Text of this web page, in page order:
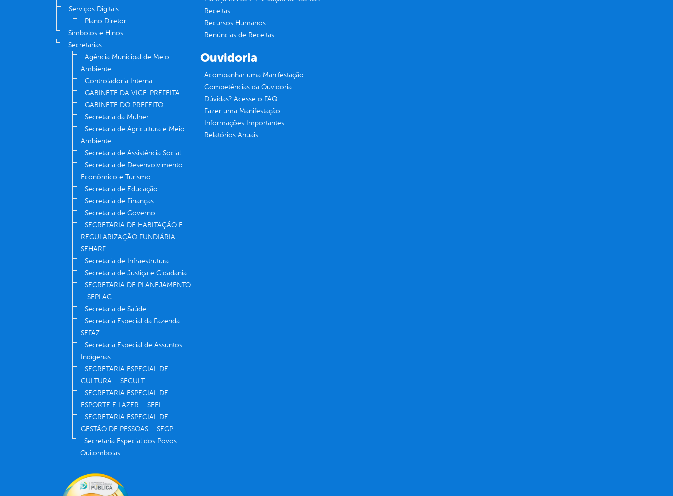
Serviços Digitais
Plano Diretor
Símbolos e Hinos
Secretarias
Agência Municipal de Meio
Ambiente
Controladoria Interna
GABINETE DA VICE-PREFEITA
GABINETE DO PREFEITO
Secretaria da Mulher
Secretaria de Agricultura e Meio
Ambiente
Secretaria de Assistência Social
Secretaria de Desenvolvimento
Econômico e Turismo
Secretaria de Educação
Secretaria de Finanças
Secretaria de Governo
SECRETARIA DE HABITAÇÃO E
REGULARIZAÇÃO FUNDIÁRIA –
SEHARF
Secretaria de Infraestrutura
Secretaria de Justiça e Cidadania
SECRETARIA DE PLANEJAMENTO
– SEPLAC
Secretaria de Saúde
Secretaria Especial da Fazenda-
SEFAZ
Secretaria Especial de Assuntos
Indígenas
SECRETARIA ESPECIAL DE
CULTURA – SECULT
SECRETARIA ESPECIAL DE
ESPORTE E LAZER – SEEL
SECRETARIA ESPECIAL DE
GESTÃO DE PESSOAS – SEGP
Secretaria Especial dos Povos
Quilombolas
Receitas
Recursos Humanos
Renúncias de Receitas
Ouvidoria
Acompanhar uma Manifestação
Competências da Ouvidoria
Dúvidas? Acesse o FAQ
Fazer uma Manifestação
Informações Importantes
Relatórios Anuais